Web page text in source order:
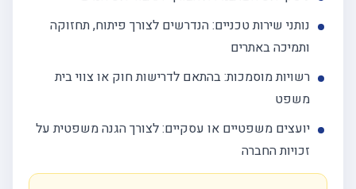
נותני שירות טכניים: הנדרשים לצורך פיתוח, תחזוקה
ותמיכה באתרים
רשויות מוסמכות: בהתאם לדרישות חוק או צווי בית
משפט
יועצים משפטיים או עסקיים: לצורך הגנה משפטית על
זכויות החברה